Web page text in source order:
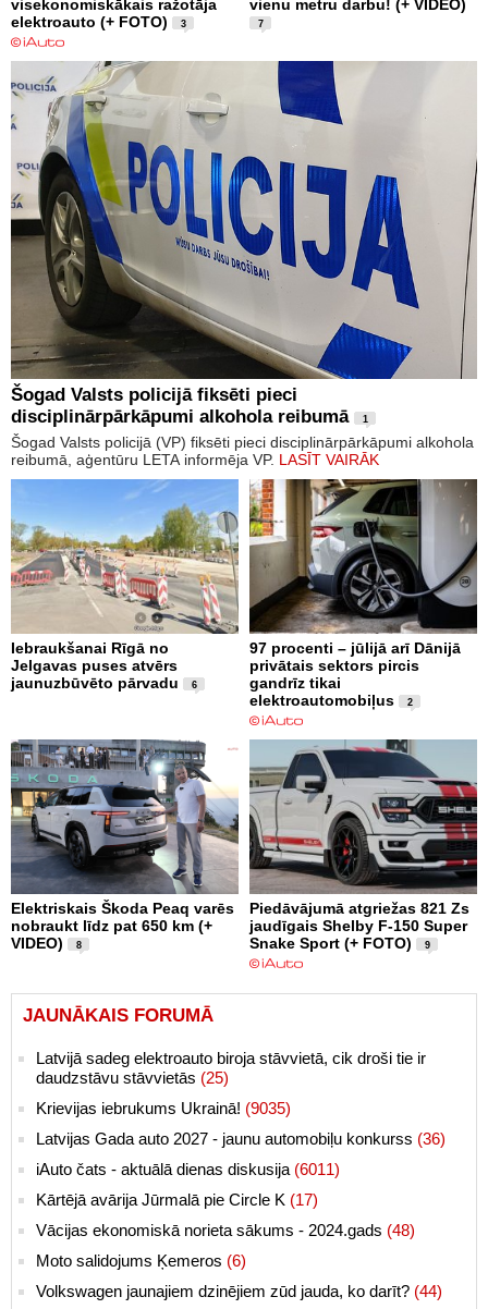
visekonomiskākais ražotāja
elektroauto (+ FOTO)
3
vienu metru darbu! (+ VIDEO)
7
Šogad Valsts policijā fiksēti pieci
disciplinārpārkāpumi alkohola reibumā
1
Šogad Valsts policijā (VP) fiksēti pieci disciplinārpārkāpumi alkohola
reibumā, aģentūru LETA informēja VP. LASĪT VAIRĀK
Iebraukšanai Rīgā no
Jelgavas puses atvērs
jaunuzbūvēto pārvadu
6
97 procenti – jūlijā arī Dānijā
privātais sektors pircis
gandrīz tikai
elektroautomobiļus
2
Elektriskais Škoda Peaq varēs
nobraukt līdz pat 650 km (+
VIDEO)
8
Piedāvājumā atgriežas 821 Zs
jaudīgais Shelby F-150 Super
Snake Sport (+ FOTO)
9
JAUNĀKAIS FORUMĀ
Latvijā sadeg elektroauto biroja stāvvietā, cik droši tie ir
daudzstāvu stāvvietās (25)
Krievijas iebrukums Ukrainā! (9035)
Latvijas Gada auto 2027 - jaunu automobiļu konkurss (36)
iAuto čats - aktuālā dienas diskusija (6011)
Kārtējā avārija Jūrmalā pie Circle K (17)
Vācijas ekonomiskā norieta sākums - 2024.gads (48)
Moto salidojums Ķemeros (6)
Volkswagen jaunajiem dzinējiem zūd jauda, ko darīt? (44)